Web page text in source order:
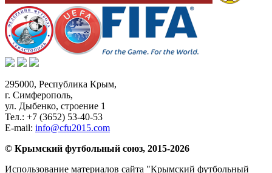
295000, Республика Крым,
г. Симферополь,
ул. Дыбенко, строение 1
Тел.: +7 (3652) 53-40-53
E-mail: info@cfu2015.com
© Крымский футбольный союз, 2015-2026
Использование материалов сайта "Крымский футбольный